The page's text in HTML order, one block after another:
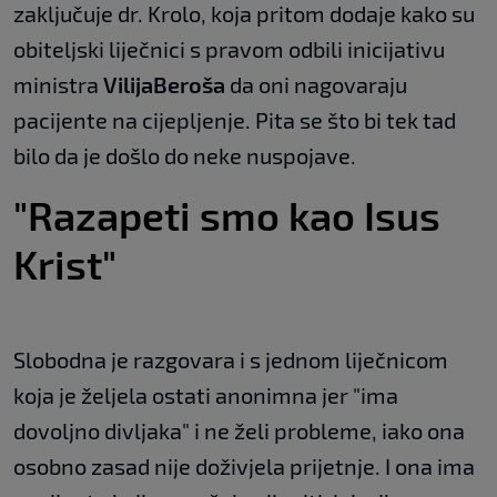
zaključuje dr. Krolo, koja pritom dodaje kako su
obiteljski liječnici s pravom odbili inicijativu
ministra VilijaBeroša da oni nagovaraju
pacijente na cijepljenje. Pita se što bi tek tad
bilo da je došlo do neke nuspojave.
"Razapeti smo kao Isus
Krist"
Slobodna je razgovara i s jednom liječnicom
koja je željela ostati anonimna jer "ima
dovoljno divljaka" i ne želi probleme, iako ona
osobno zasad nije doživjela prijetnje. I ona ima